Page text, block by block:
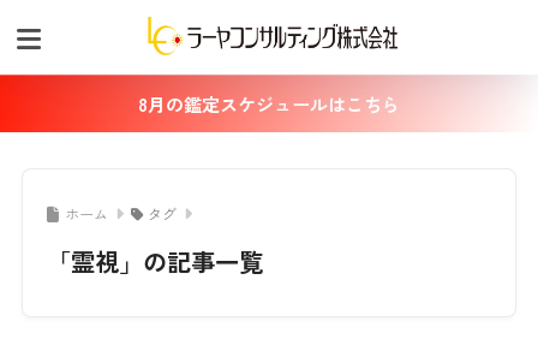
8月の鑑定スケジュールはこちら
ホーム タグ
「霊視」の記事一覧